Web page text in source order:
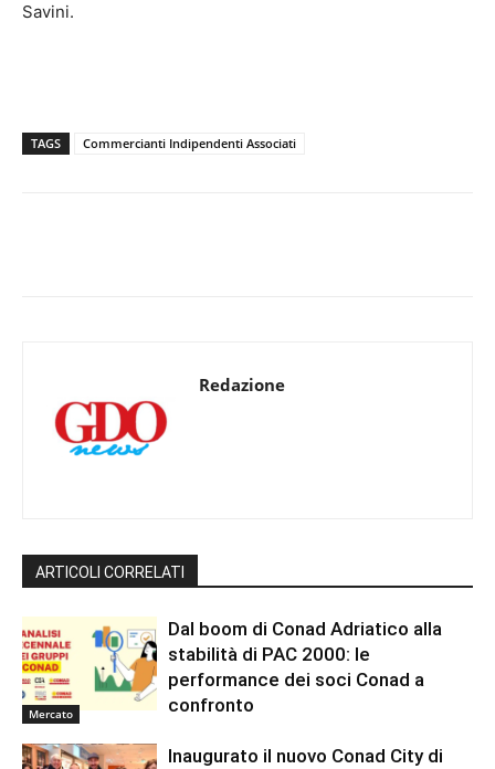
Savini.
TAGS Commercianti Indipendenti Associati
Redazione
ARTICOLI CORRELATI
Mercato
Dal boom di Conad Adriatico alla
stabilità di PAC 2000: le
performance dei soci Conad a
confronto
Inaugurato il nuovo Conad City di